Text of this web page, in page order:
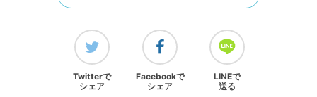
Twitterで
シェア
Facebookで
シェア
LINEで
送る